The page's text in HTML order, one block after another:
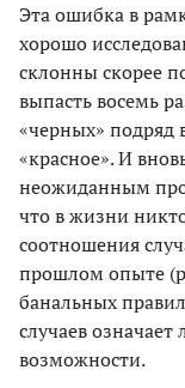
Эта ошибка в
хорошо
склонны скорее
выпасть восемь
«черных» подряд
«красное». И
неожиданным
что в жизни
соотношения
прошлом опыте
банальных
случаев
возможности.